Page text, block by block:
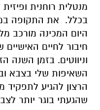
מנטלית רוחנית
בכלל.
את התקופה
היום המכינה מורכב
חיבור לחיים האישיים
וניווטים. בזמן השנה
השאיפות שלי בצבא
הרצון להגיע לתפקיד
שהגעתי בוגר יותר